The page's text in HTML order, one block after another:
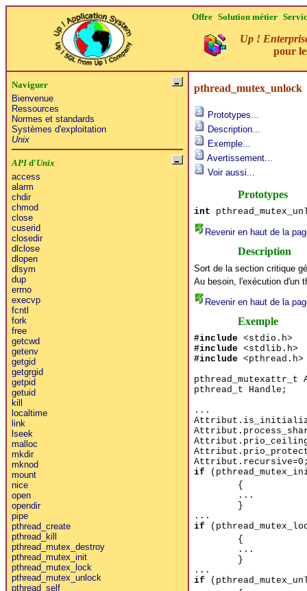
Offre Solution métier
Up !
pour
Naviguer
Bienvenue
Ressources
Normes et standards
Systèmes d'exploitation
Unix
APId'Unix
access
alarm
chdir
chmod
close
cuserid
closedir
dlclose
dlopen
dlsym
dup
errno
execvp
fcntl
fork
free
getcwd
getenv
getgid
getgrgid
getpid
getuid
kill
localtime
link
lseek
malloc
mkdir
mknod
mount
nice
open
opendir
pipe
pthread_create
pthread_kill
pthread_mutex_destroy
pthread_mutex_init
pthread_mutex_lock
pthread_mutex_unlock
pthread_self
pthread_mutex_unlock
Prototypes...
Description...
Exemple...
Avertissement...
Voir aussi...
Prototypes
int
Revenir en haut de la
Description
Sort de la section critique
Au besoin, l'exécution d'un
Revenir en haut de la
Exemple
#include<stdio.h>
#include<stdlib.h>
#include<pthread.h>
pthread_t Handle;
...
if
{
...
}
...
if
{
...
}
...
if